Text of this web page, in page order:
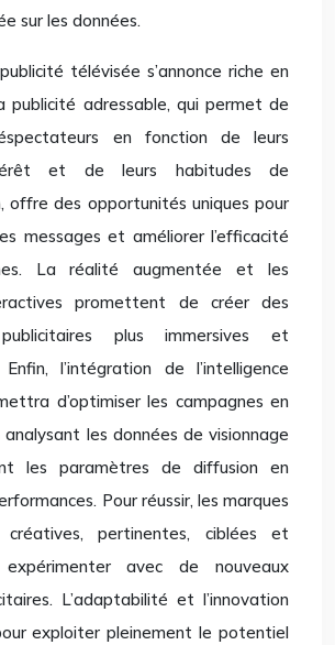
sur les données.
télévisée s’annonce riche en
publicité adressable, qui permet de
en fonction de leurs
et de leurs habitudes de
offre des opportunités uniques pour
messages et améliorer l’efficacité
La réalité augmentée et les
promettent de créer des
plus immersives et
l’intégration de l’intelligence
d’optimiser les campagnes en
les données de visionnage
les paramètres de diffusion en
Pour réussir, les marques
pertinentes, ciblées et
avec de nouveaux
L’adaptabilité et l’innovation
exploiter pleinement le potentiel